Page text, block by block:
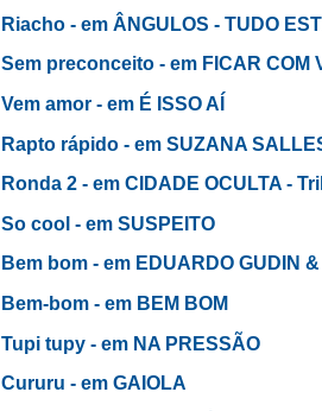
Riacho - em ÂNGULOS - TUDO
Sem preconceito - em FICAR COM
Vem amor - em É ISSO AÍ
Rapto rápido - em SUZANA
Ronda 2 - em CIDADE OCULTA -
So cool - em SUSPEITO
Bem bom - em EDUARDO GUDIN
Bem-bom - em BEM BOM
Tupi tupy - em NA PRESSÃO
Cururu - em GAIOLA